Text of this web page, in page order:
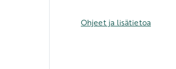
Ohjeet ja lisätietoa